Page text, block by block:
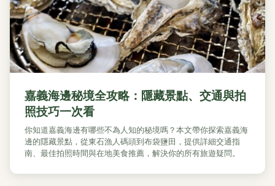
嘉義海邊秘境全攻略：隱藏景點、交通與拍
照技巧一次看
你知道嘉義海邊有哪些不為人知的秘境嗎？本文帶你探索嘉義海
邊的隱藏景點，從東石漁人碼頭到布袋鹽田，提供詳細交通指
南、最佳拍照時間與在地美食推薦，解決你的所有旅遊疑問。